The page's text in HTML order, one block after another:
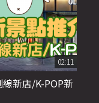
02:11
新店/K-POP新